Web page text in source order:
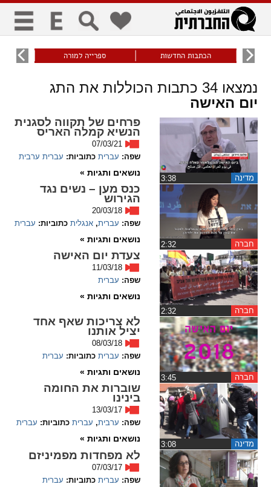
כללי
visibility_off
ביטול הבהובים
keyboard
ניווט מקלדת
title
סימון כותרות
זום
zoom_out
התקרב
גופנים
remove_circle_outline
Decrease font
add_circle_outline
Increase font
spellcheck
ניגודיות צבעים
ניגודיות בהירה
brightness_low
ניגודיות כהה
format_underlined
קו תחתי לקישורים
font_download
הכתבות החדשות ספרייה למורה עוני
נמצאו34 כתבות הכוללות את התג
יום האישה
מדינה
פרחים של תקווה לסגנית
הנשיא קמלה האריס
07/03/21
שפה: עברית כתוביות: עברית ערבית
נושאים ותגיות »
חברה
כנס מען – נשים נגד
הגירוש
20/03/18
שפה: עברית, אנגלית כתוביות: עברית
נושאים ותגיות »
חברה
צעדת יום האישה
11/03/18
שפה: עברית
נושאים ותגיות »
חברה
לא צריכות שאף אחד
יציל אותנו
08/03/18
שפה: עברית כתוביות: עברית
נושאים ותגיות »
מדינה
שוברות את החומה
בינינו
13/03/17
שפה: ערבית, עברית כתוביות: עברית
נושאים ותגיות »
לא מפחדות מפמיניזם
07/03/17
שפה: עברית כתוביות: עברית